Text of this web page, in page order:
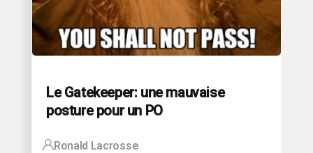
Le Gatekeeper: une mauvaise
posture pour un PO
Ronald Lacrosse